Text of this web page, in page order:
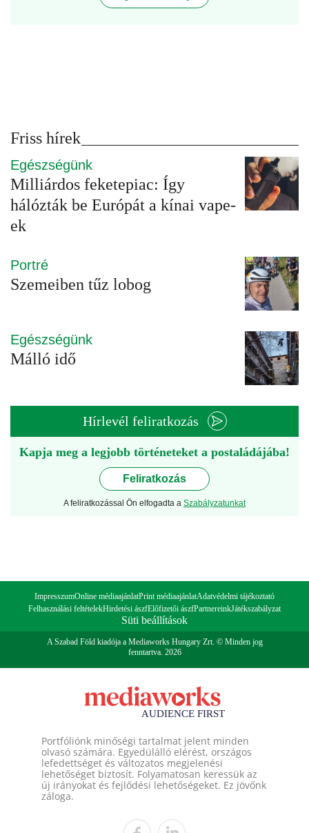
Friss hírek
Egészségünk
Milliárdos feketepiac: Így
hálózták be Európát a kínai vape-
ek
Portré
Szemeiben tűz lobog
Egészségünk
Málló idő
Hírlevél feliratkozás
Kapja meg a legjobb történeteket a postaládájába!
Feliratkozás
A feliratkozással Ön elfogadta a Szabályzatunkat
ImpresszumOnline médiaajánlatPrint médiaajánlatAdatvédelmi tájékoztató
Felhasználási feltételekHirdetési ászfElőfizetői ászfPartnereinkJátékszabályzat
Süti beállítások
A Szabad Föld kiadója a Mediaworks Hungary Zrt. © Minden jog
fenntartva. 2026
Portfóliónk minőségi tartalmat jelent minden
olvasó számára. Egyedülálló elérést, országos
lefedettséget és változatos megjelenési
lehetőséget biztosít. Folyamatosan keressük az
új irányokat és fejlődési lehetőségeket. Ez jövőnk
záloga.